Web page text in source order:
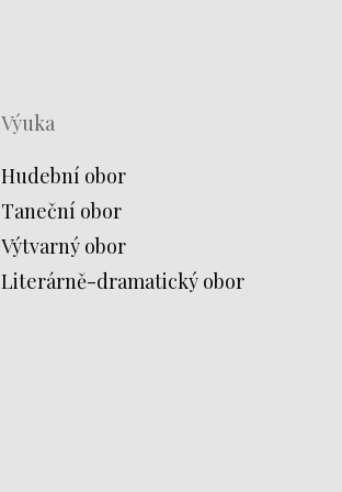
Výuka
Hudební obor
Taneční obor
Výtvarný obor
Literárně-dramatický obor